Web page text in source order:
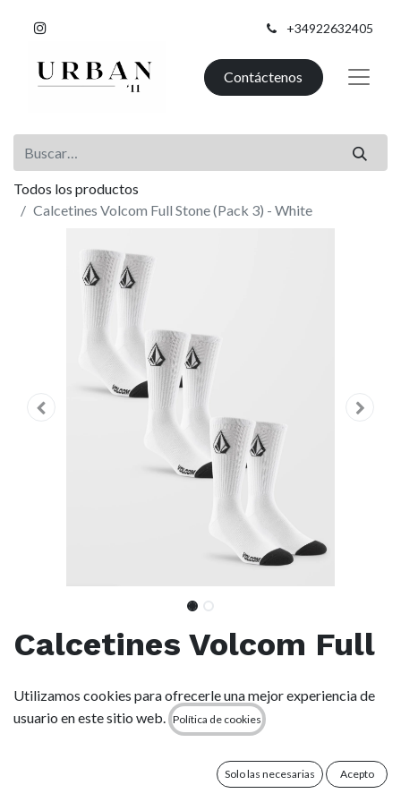
+34922632405
Contáctenos
Todos los productos
Calcetines Volcom Full Stone (Pack 3) - White
Calcetines Volcom Full
Stone (Pack 3) - White
(0 reseña)
● Calcetines de hombre deportivos de canalé
Utilizamos cookies para ofrecerle una mejor experiencia de
usuario en este sitio web.
Política de cookies
Solo las necesarias Acepto